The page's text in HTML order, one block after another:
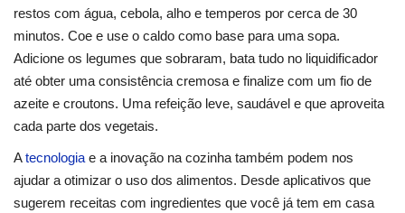
restos com água, cebola, alho e temperos por cerca de 30
minutos. Coe e use o caldo como base para uma sopa.
Adicione os legumes que sobraram, bata tudo no liquidificador
até obter uma consistência cremosa e finalize com um fio de
azeite e croutons. Uma refeição leve, saudável e que aproveita
cada parte dos vegetais.
Atecnologiae a inovação na cozinha também podem nos
ajudar a otimizar o uso dos alimentos. Desde aplicativos que
sugerem receitas com ingredientes que você já tem em casa